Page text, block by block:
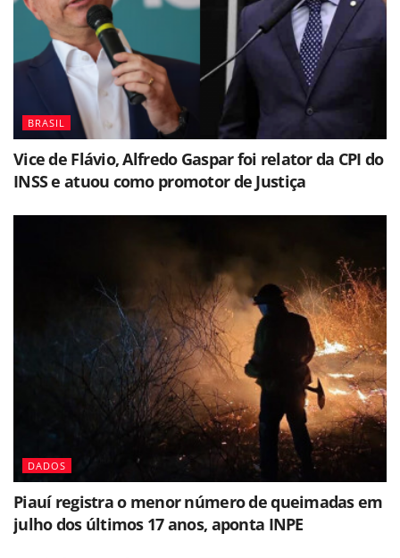
BRASIL
Vice de Flávio, Alfredo Gaspar foi relator da CPI do
INSS e atuou como promotor de Justiça
DADOS
Piauí registra o menor número de queimadas em
julho dos últimos 17 anos, aponta INPE